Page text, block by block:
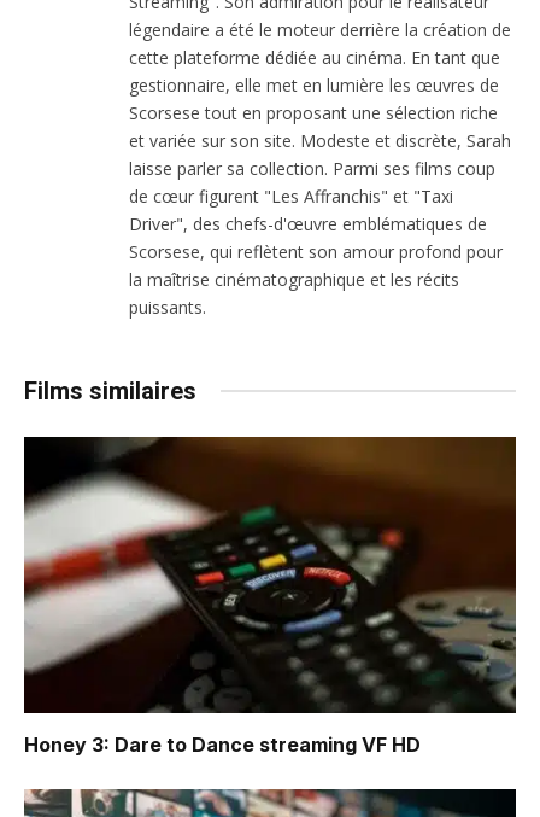
légendaire a été le moteur derrière la création de
cette plateforme dédiée au cinéma. En tant que
gestionnaire, elle met en lumière les œuvres de
Scorsese tout en proposant une sélection riche
et variée sur son site. Modeste et discrète, Sarah
laisse parler sa collection. Parmi ses films coup
de cœur figurent "Les Affranchis" et "Taxi
Driver", des chefs-d'œuvre emblématiques de
Scorsese, qui reflètent son amour profond pour
la maîtrise cinématographique et les récits
puissants.
Films similaires
Honey 3: Dare to Dance streaming VF HD